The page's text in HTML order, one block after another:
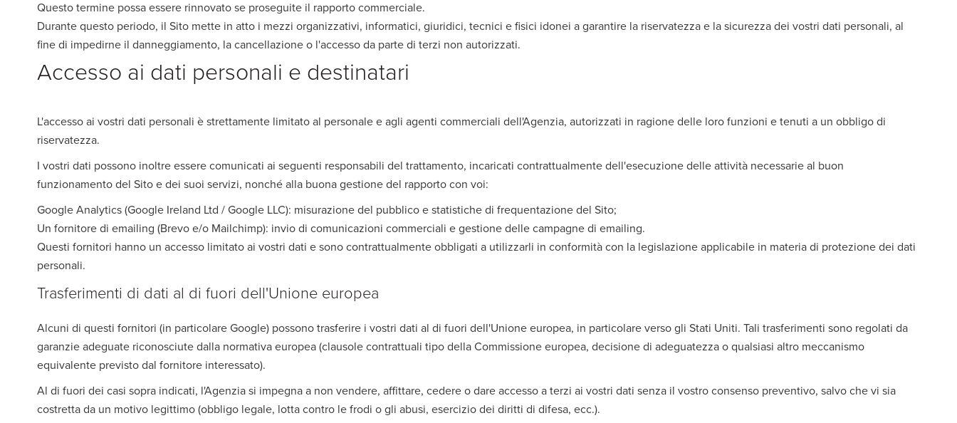
Questo termine possa essere rinnovato se proseguite il rapporto commerciale.
Durante questo periodo, il Sito mette in atto i mezzi organizzativi, informatici, giuridici, tecnici e fisici idonei a garantire la riservatezza e la sicurezza dei vostri dati personali, al
fine di impedirne il danneggiamento, la cancellazione o l'accesso da parte di terzi non autorizzati.
Accesso ai dati personali e destinatari
L'accesso ai vostri dati personali è strettamente limitato al personale e agli agenti commerciali dell'Agenzia, autorizzati in ragione delle loro funzioni e tenuti a un obbligo di
riservatezza.
I vostri dati possono inoltre essere comunicati ai seguenti responsabili del trattamento, incaricati contrattualmente dell'esecuzione delle attività necessarie al buon
funzionamento del Sito e dei suoi servizi, nonché alla buona gestione del rapporto con voi:
Google Analytics (Google Ireland Ltd / Google LLC): misurazione del pubblico e statistiche di frequentazione del Sito;
Un fornitore di emailing (Brevo e/o Mailchimp): invio di comunicazioni commerciali e gestione delle campagne di emailing.
Questi fornitori hanno un accesso limitato ai vostri dati e sono contrattualmente obbligati a utilizzarli in conformità con la legislazione applicabile in materia di protezione dei dati
personali.
Trasferimenti di dati al di fuori dell'Unione europea
Alcuni di questi fornitori (in particolare Google) possono trasferire i vostri dati al di fuori dell'Unione europea, in particolare verso gli Stati Uniti. Tali trasferimenti sono regolati da
garanzie adeguate riconosciute dalla normativa europea (clausole contrattuali tipo della Commissione europea, decisione di adeguatezza o qualsiasi altro meccanismo
equivalente previsto dal fornitore interessato).
Al di fuori dei casi sopra indicati, l'Agenzia si impegna a non vendere, affittare, cedere o dare accesso a terzi ai vostri dati senza il vostro consenso preventivo, salvo che vi sia
costretta da un motivo legittimo (obbligo legale, lotta contro le frodi o gli abusi, esercizio dei diritti di difesa, ecc.).